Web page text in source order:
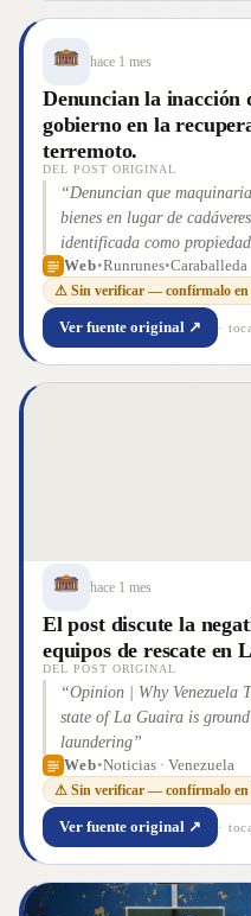
que solo me pagaron la
hace 1 mes
Denuncian la inacción
gobierno en la
terremoto.
DEL POST ORIGINAL
“Denuncian que
bienes en lugar de
identificada como
Obras Públicas y Servicios
inmóvil en las adyacencias
Caraballeda, mientras los
intentan sacar con sus
escombros de los edificios
Web•Runrunes•Caraballeda
⚠ Sin verificar — confírmalo en
Ver fuente original ↗ ·
hace 1 mes
El post discute la
equipos de rescate en
DEL POST ORIGINAL
“Opinion | Why Venezuela
state of La Guaira is
laundering”
Web•Noticias · Venezuela
⚠ Sin verificar — confírmalo en
Ver fuente original ↗ ·